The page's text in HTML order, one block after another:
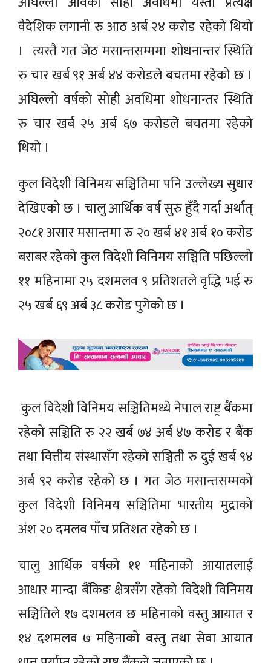
वैदेशिक लगानी रु आठ अर्ब २४ करोड रहेको थियो
। त्यस्तै गत जेठ मसान्तसम्ममा शोधनान्तर स्थिति
रु चार खर्ब ९१ अर्ब ४४ करोडले बचतमा रहेको छ ।
अघिल्लो वर्षको सोही अवधिमा शोधनान्तर स्थिति
रु चार खर्ब २५ अर्ब ६७ करोडले बचतमा रहेको
थियो ।
कुल विदेशी विनिमय सञ्चितिमा पनि उल्लेख्य सुधार
देखिएको छ । चालु आर्थिक वर्ष सुरु हुँदै गर्दा अर्थात्
२०८१ असार मसान्तमा रु २० खर्ब ४१ अर्ब १० करोड
बराबर रहेको कुल विदेशी विनिमय सञ्चिति पछिल्लो
११ महिनामा २५ दशमलव ९ प्रतिशतले वृद्धि भई रु
२५ खर्ब ६९ अर्ब ३८ करोड पुगेको छ ।
कुल विदेशी विनिमय सञ्चितिमध्ये नेपाल राष्ट्र बैंकमा
रहेको सञ्चिति रु २२ खर्ब ७४ अर्ब ४७ करोड र बैंक
तथा वित्तीय संस्थासँग रहेको सञ्चिती रु दुई खर्ब ९४
अर्ब ९२ करोड रहेको छ । गत जेठ मसान्तसम्मको
कुल विदेशी विनिमय सञ्चितिमा भारतीय मुद्राको
अंश २० दमलव पाँच प्रतिशत रहेको छ ।
चालु आर्थिक वर्षको ११ महिनाको आयातलाई
आधार मान्दा बैंकिङ क्षेत्रसँग रहेको विदेशी विनिमय
सञ्चितिले १७ दशमलव छ महिनाको वस्तु आयात र
१४ दशमलव ७ महिनाको वस्तु तथा सेवा आयात